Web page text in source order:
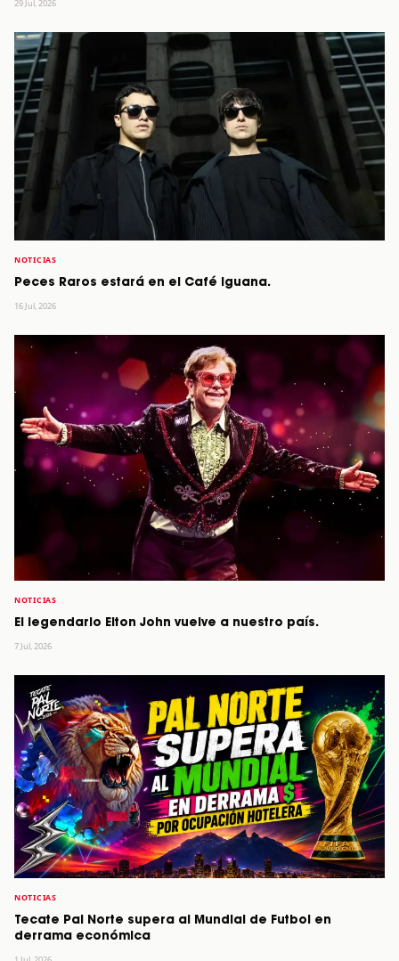
29 Jul, 2026
NOTICIAS
Peces Raros estará en el Café Iguana.
16 Jul, 2026
NOTICIAS
El legendario Elton John vuelve a nuestro país.
7 Jul, 2026
NOTICIAS
Tecate Pal Norte supera al Mundial de Futbol en
derrama económica